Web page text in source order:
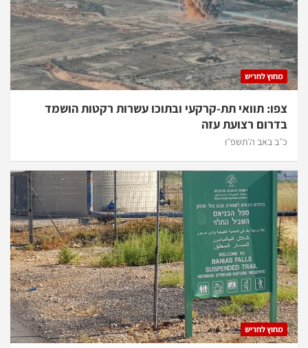
מחוץ לחריש
צפו: תוואי תת-קרקעי ובתוכו עשרות רקטות הושמד
בדרום רצועת עזה
כ״ב באב ה׳תשפ״ו
מחוץ לחריש